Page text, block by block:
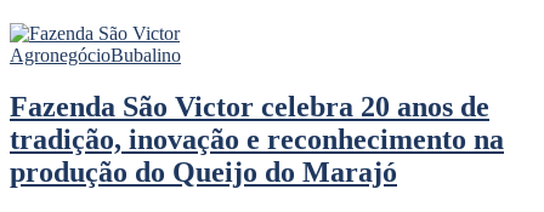
AgronegócioBubalino
Fazenda São Victor celebra 20 anos de
tradição, inovação e reconhecimento na
produção do Queijo do Marajó